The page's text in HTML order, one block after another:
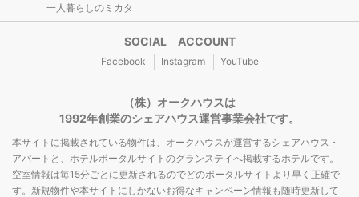
一人暮らしのミカタ
SOCIAL ACCOUNT
Facebook Instagram YouTube
（株）オークハウスは
1992年創業のシェアハウス運営事業会社です。
本サイトに掲載されている物件は、オークハウスが運営するシェアハウス・
アパートと、ホテルポータルサイトのグランステイへ掲載するホテルです。
空室情報は毎15分ごとに更新されるのでどのポータルサイトより早く正確で
す。新規物件や本サイトにしかないお得なキャンペーン情報も随時更新して